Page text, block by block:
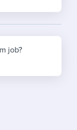
people
experiences
job?